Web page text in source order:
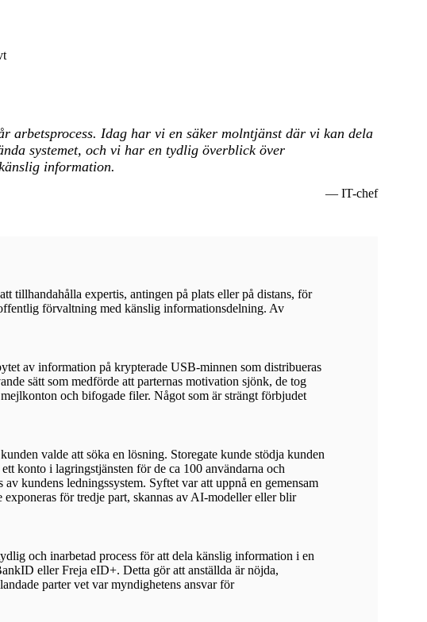
arbetsprocess. Idag har vi en säker molntjänst där vi kan dela
systemet, och vi har en tydlig överblick över
information.
— IT-chef
tillhandahålla expertis, antingen på plats eller på distans, för
förvaltning med känslig informationsdelning. Av
av information på krypterade USB-minnen som distribueras
sätt som medförde att parternas motivation sjönk, de tog
och bifogade filer. Något som är strängt förbjudet
valde att söka en lösning. Storegate kunde stödja kunden
konto i lagringstjänsten för de ca 100 användarna och
kundens ledningssystem. Syftet var att uppnå en gemensam
för tredje part, skannas av AI-modeller eller blir
och inarbetad process för att dela känslig information i en
eller Freja eID+. Detta gör att anställda är nöjda,
parter vet var myndighetens ansvar för